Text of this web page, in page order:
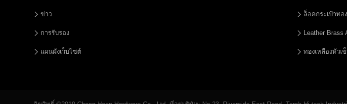
ข่าว
การรับรอง
แผนผังเว็บไซต์
ล็อคกระเป๋าทอ
Leather Brass
ทองเหลืองหัวเ